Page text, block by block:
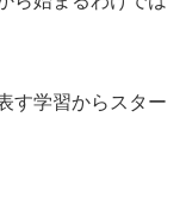
す学習からスター